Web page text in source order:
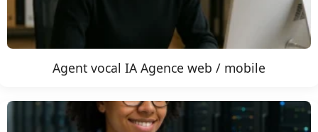
Agent vocal IA Agence web / mobile